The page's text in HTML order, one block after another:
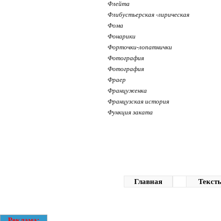
Флейта
Флибустьерская -лирическая
Фома
Фонарики
Форточки-лопатнички
Фотография
Фотография
Фраер
Француженка
Французская история
Функция заката
Главная